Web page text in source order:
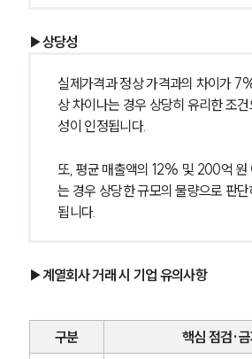
소식/자료
법률 블로그
법률서식
뉴스레터/브로슈어
대륜법률상담예
대륜법률상담예
▶상당성
실제가격과 정상 가격과의 차이가
상 차이나는 경우 상당히 유리한 조
성이 인정됩니다.
또, 평균 매출액의 12% 및 200억 원
는 경우 상당한 규모의 물량으로 판
됩니다.
▶계열회사 거래 시 기업 유의사항
구분 핵심 점검·